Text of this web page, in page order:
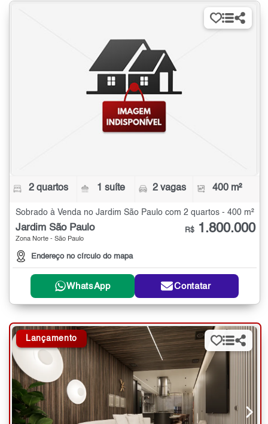
2 quartos 1 suíte 2 vagas 400 m²
Sobrado à Venda no Jardim São Paulo com 2 quartos - 400 m²
Jardim São Paulo
Zona Norte - São Paulo
Endereço no círculo do mapa
R$ 1.800.000
WhatsApp Contatar
Lançamento